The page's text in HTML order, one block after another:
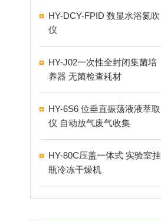
HY-DCY-FPID 数显水浴氮吹
仪
HY-J02一次性全封闭集菌培
养器 无菌检查耗材
HY-6S6 位垂直振荡液液萃取
仪 自动放气废气收集
HY-80C压盖一体式 实验室挂
瓶冷冻干燥机